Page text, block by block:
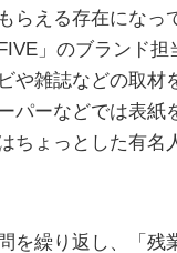
らえる存在になっ
」のブランド担
や雑誌などの取材
パーなどでは表紙
ちょっとした有名
を繰り返し、「残